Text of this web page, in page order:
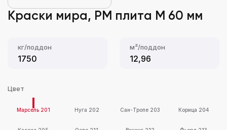
Краски мира, PM плита M 60 мм
кг/поддон
1750
м²/поддон
12,96
Цвет
Марсель 201 Нуга 202 Сан-Тропе 203 Корица 204